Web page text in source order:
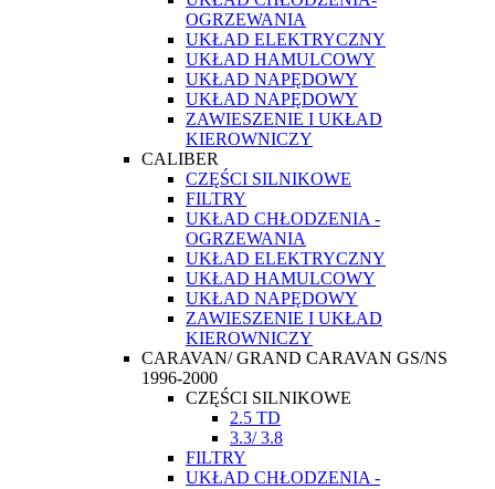
OGRZEWANIA
UKŁAD ELEKTRYCZNY
UKŁAD HAMULCOWY
UKŁAD NAPĘDOWY
UKŁAD NAPĘDOWY
ZAWIESZENIE I UKŁAD
KIEROWNICZY
CALIBER
CZĘŚCI SILNIKOWE
FILTRY
UKŁAD CHŁODZENIA -
OGRZEWANIA
UKŁAD ELEKTRYCZNY
UKŁAD HAMULCOWY
UKŁAD NAPĘDOWY
ZAWIESZENIE I UKŁAD
KIEROWNICZY
CARAVAN/ GRAND CARAVAN GS/NS
1996-2000
CZĘŚCI SILNIKOWE
2.5 TD
3.3/ 3.8
FILTRY
UKŁAD CHŁODZENIA -